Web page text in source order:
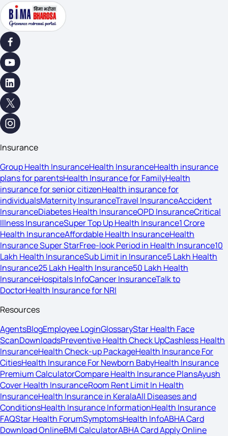
Insurance
Group Health InsuranceHealth InsuranceHealth insurance
plans for parentsHealth Insurance for FamilyHealth
insurance for senior citizenHealth insurance for
individualsMaternity InsuranceTravel InsuranceAccident
InsuranceDiabetes Health InsuranceOPD InsuranceCritical
Illness InsuranceSuper Top Up Health Insurance1 Crore
Health InsuranceAffordable Health InsuranceHealth
Insurance Super StarFree-look Period in Health Insurance10
Lakh Health InsuranceSub Limit in Insurance5 Lakh Health
Insurance25 Lakh Health Insurance50 Lakh Health
InsuranceHospitals InfoCancer InsuranceTalk to
DoctorHealth Insurance for NRI
Resources
AgentsBlogEmployee LoginGlossaryStar Health Face
ScanDownloadsPreventive Health Check UpCashless Health
InsuranceHealth Check-up PackageHealth Insurance For
CitiesHealth Insurance For Newborn BabyHealth Insurance
Premium CalculatorCompare Health Insurance PlansAyush
Cover Health InsuranceRoom Rent Limit In Health
InsuranceHealth Insurance in KeralaAll Diseases and
ConditionsHealth Insurance InformationHealth Insurance
FAQStar Health ForumSymptomsHealth InfoABHA Card
Download OnlineBMI CalculatorABHA Card Apply Online